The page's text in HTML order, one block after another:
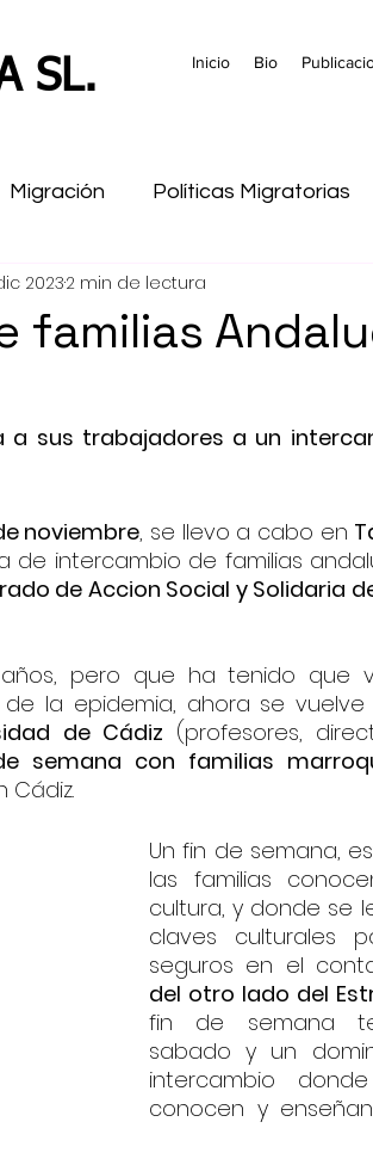
SL. Inicio Bio
Migración Políticas Migratorias
formacion Historia
familias
20232 min de lectura
a sus trabajadores a un
noviembre, se llevo a cabo en
intercambio de familias
de Accion Social y Solidaria
pero que ha tenido que
de Cádiz (profesores,
semana con familias
Cádiz.
Un fin de semana,
las familias
cultura, y donde se
claves culturales
seguros en el
del otro lado del
fin de semana
sabado y un
intercambio
conocen y